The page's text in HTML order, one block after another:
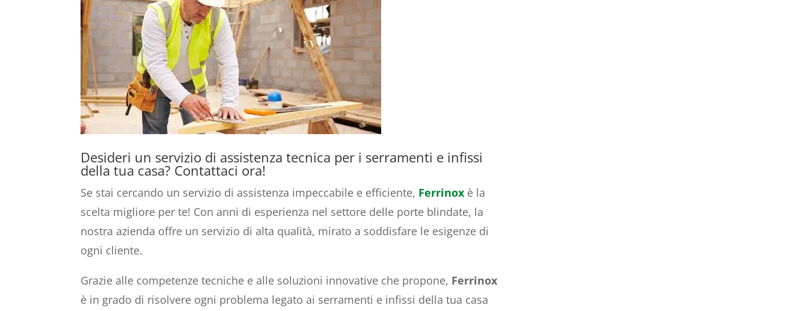
Desideri un servizio di assistenza tecnica per i serramenti e infissi
della tua casa? Contattaci ora!
Se stai cercando un servizio di assistenza impeccabile e efficiente, Ferrinox è la
scelta migliore per te! Con anni di esperienza nel settore delle porte blindate, la
nostra azienda offre un servizio di alta qualità, mirato a soddisfare le esigenze di
ogni cliente.
Grazie alle competenze tecniche e alle soluzioni innovative che propone, Ferrinox
è in grado di risolvere ogni problema legato ai serramenti e infissi della tua casa